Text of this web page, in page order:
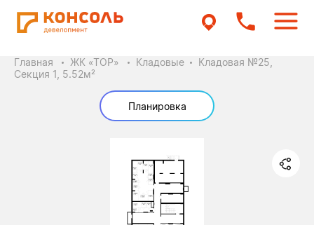
Главная ЖК «ТОР» Кладовые
Кладовая №25,
Секция 1, 5.52м²
Планировка